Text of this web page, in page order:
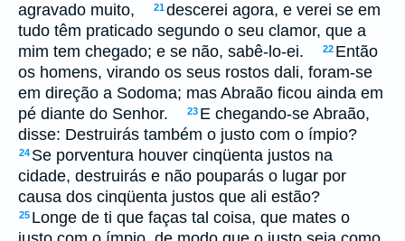
agravado muito,
21descerei agora, e verei se em
tudo têm praticado segundo o seu clamor, que a
mim tem chegado; e se não, sabê-lo-ei.
22 Então
os homens, virando os seus rostos dali, foram-se
em direção a Sodoma; mas Abraão ficou ainda em
pé diante do Senhor.
23 E chegando-se Abraão,
disse: Destruirás também o justo com o ímpio?
24 Se porventura houver cinqüenta justos na
cidade, destruirás e não pouparás o lugar por
causa dos cinqüenta justos que ali estão?
25 Longe de ti que faças tal coisa, que mates o